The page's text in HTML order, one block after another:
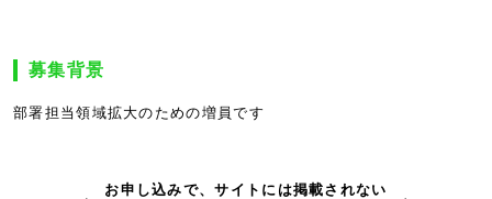
募集背景
部署担当領域拡大のための増員です
お申し込みで、サイトには掲載されない